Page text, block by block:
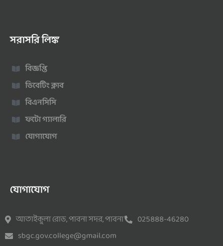
সরাসরি লিঙ্ক
বিজ্ঞপ্তি
ডিবেটিং ক্লাব
বিএনসিসি
ফটো গ্যালারি
যোগাযোগ
যোগাযোগ
আতাইকুলা রোড, পাবনা সদর, পাবনা
025888-46280
sbgc.gov.college@gmail.com